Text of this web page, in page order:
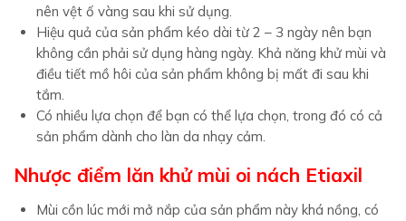
nên vệt ố vàng sau khi sử dụng.
Hiệu quả của sản phẩm kéo dài từ 2 – 3 ngày nên bạn
không cần phải sử dụng hàng ngày. Khả năng khử mùi và
điều tiết mồ hôi của sản phẩm không bị mất đi sau khi
tắm.
Có nhiều lựa chọn để bạn có thể lựa chọn, trong đó có cả
sản phẩm dành cho làn da nhạy cảm.
Nhược điểm lăn khử mùi oi nách Etiaxil
Mùi cồn lúc mới mở nắp của sản phẩm này khá nồng, có